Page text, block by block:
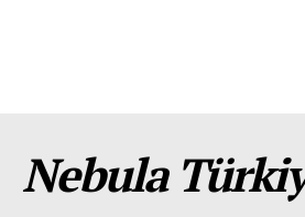
Nebula